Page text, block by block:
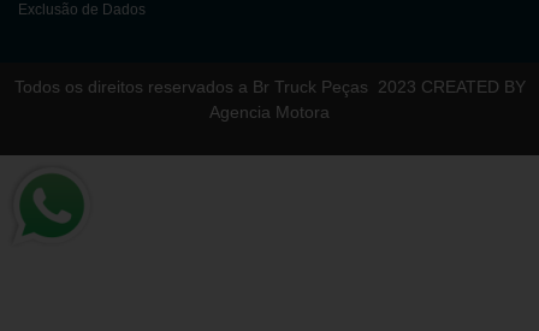
Exclusão de Dados
Todos os direitos reservados a Br Truck Peças
2023 CREATED BY
Agencia Motora